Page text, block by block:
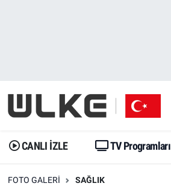
CANLI İZLE TV Programları
FOTO GALERI SAĞLIK
Gündem
Dünya
Gündem
Trend
İstanbul Namaz Vakitleri
Trafik Durumu